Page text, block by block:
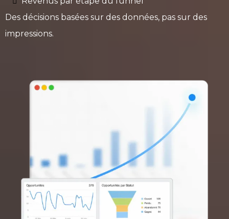
Des décisions basées sur des données, pas sur des
impressions.